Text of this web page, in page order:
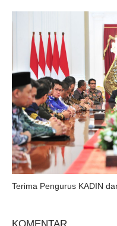
KOMENTAR